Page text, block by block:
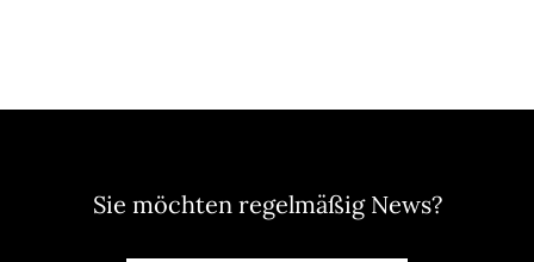
Sie möchten regelmäßig News?